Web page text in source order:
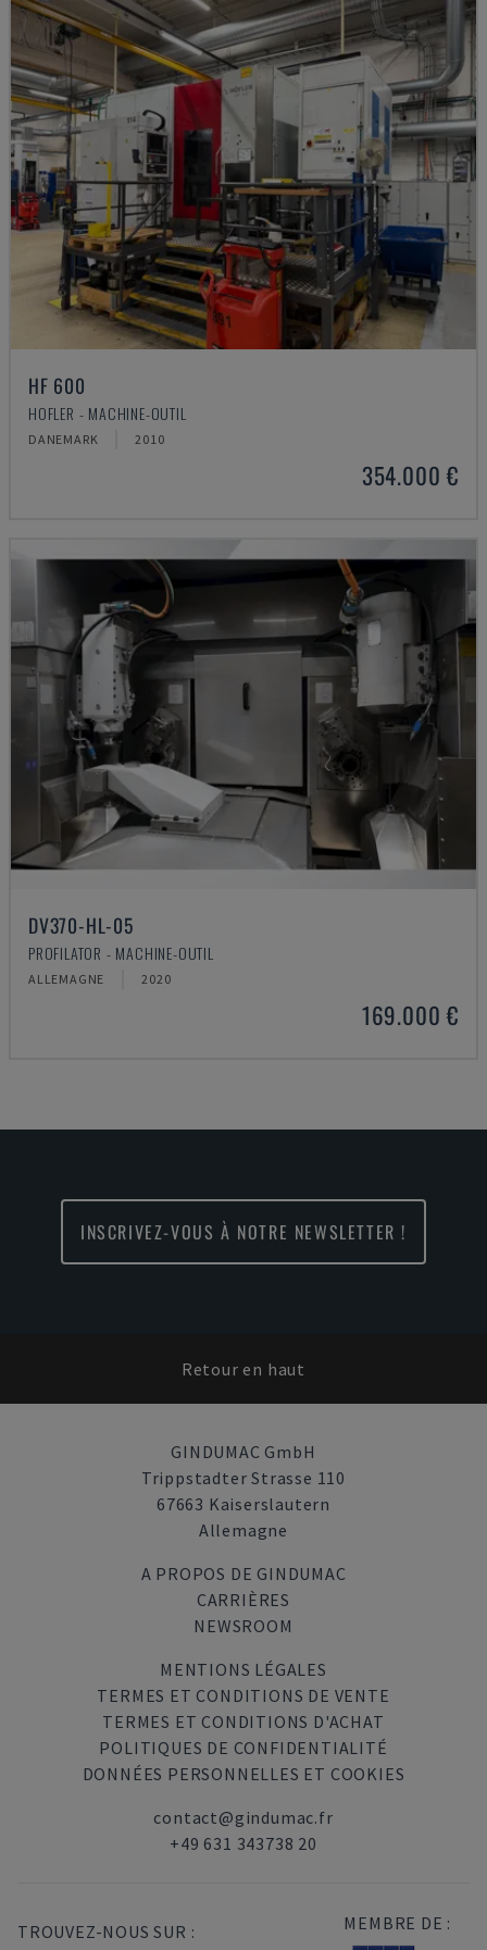
HF 600
HOFLER - MACHINE-OUTIL
DANEMARK 2010
354.000 €
DV370-HL-05
PROFILATOR - MACHINE-OUTIL
ALLEMAGNE 2020
169.000 €
INSCRIVEZ-VOUS À NOTRE NEWSLETTER !
Retour en haut
GINDUMAC GmbH
Trippstadter Strasse 110
67663 Kaiserslautern
Allemagne
A PROPOS DE GINDUMAC
CARRIÈRES
NEWSROOM
MENTIONS LÉGALES
TERMES ET CONDITIONS DE VENTE
TERMES ET CONDITIONS D'ACHAT
POLITIQUES DE CONFIDENTIALITÉ
DONNÉES PERSONNELLES ET COOKIES
contact@gindumac.fr
+49 631 343738 20
TROUVEZ-NOUS SUR : MEMBRE DE :